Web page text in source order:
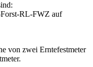
RL-FWZ auf
von zwei Erntefestmeter